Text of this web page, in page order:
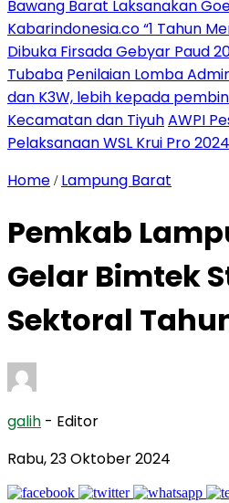
Bawang Barat Laksanakan
Kabarindonesia.co “1 Tahun
Dibuka Firsada Gebyar Paud
Tubaba Penilaian Lomba
dan K3W, lebih kepada
Kecamatan dan TiyuhAWPI
Pelaksanaan WSL Krui Pro 2024
Home / Lampung Barat
Pemkab
Gelar Bimtek
Sektoral
galih - Editor
Rabu, 23 Oktober 2024